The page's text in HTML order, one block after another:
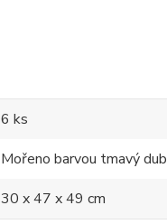
6 ks
Mořeno barvou tmavý dub
30 x 47 x 49 cm